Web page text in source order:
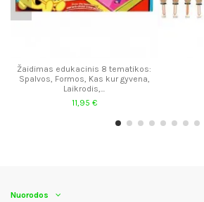
Žaidimas edukacinis 8 tematikos:
Spalvos, Formos, Kas kur gyvena,
Laikrodis,...
11,95 €
Nuorodos